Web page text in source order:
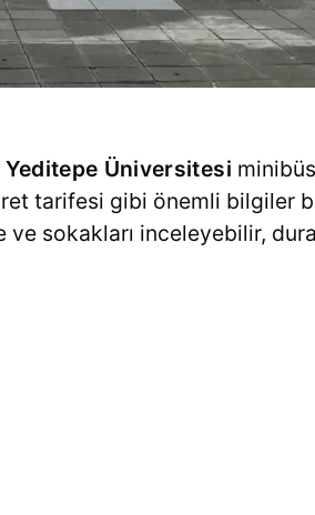
Üniversitesi
tarifesi gibi önemli bilgiler
sokakları inceleyebilir,